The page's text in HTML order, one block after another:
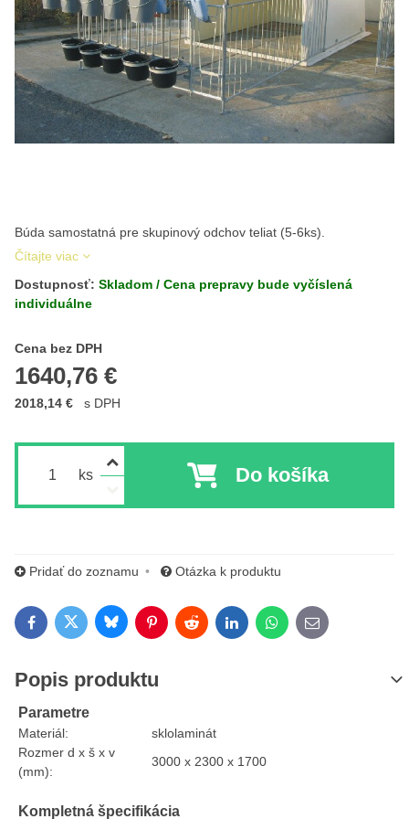
Búda samostatná pre skupinový odchov teliat (5-6ks).
Čítajte viac
Dostupnosť: Skladom / Cena prepravy bude vyčíslená
individuálne
Cena bez DPH
1640,76 €
Cena s DPH
2018,14 € s DPH
ks Do košíka
Pridať do zoznamu Otázka k produktu
FacebookTwitterBlueskyPinterestRedditLinkedInWhatsApp
E-mail
Popis produktu
Parametre
Materiál:
sklolaminát
Rozmer d x š x v
(mm):
3000 x 2300 x 1700
Kompletná špecifikácia